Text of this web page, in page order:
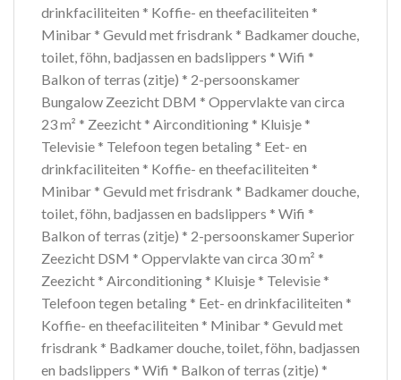
drinkfaciliteiten * Koffie- en theefaciliteiten *
Minibar * Gevuld met frisdrank * Badkamer douche,
toilet, föhn, badjassen en badslippers * Wifi *
Balkon of terras (zitje) * 2-persoonskamer
Bungalow Zeezicht DBM * Oppervlakte van circa
23 m² * Zeezicht * Airconditioning * Kluisje *
Televisie * Telefoon tegen betaling * Eet- en
drinkfaciliteiten * Koffie- en theefaciliteiten *
Minibar * Gevuld met frisdrank * Badkamer douche,
toilet, föhn, badjassen en badslippers * Wifi *
Balkon of terras (zitje) * 2-persoonskamer Superior
Zeezicht DSM * Oppervlakte van circa 30 m² *
Zeezicht * Airconditioning * Kluisje * Televisie *
Telefoon tegen betaling * Eet- en drinkfaciliteiten *
Koffie- en theefaciliteiten * Minibar * Gevuld met
frisdrank * Badkamer douche, toilet, föhn, badjassen
en badslippers * Wifi * Balkon of terras (zitje) *